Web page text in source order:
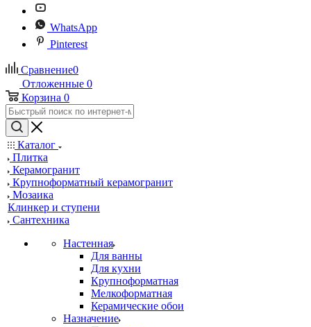
WhatsApp
Pinterest
Сравнение0
Отложенные 0
Корзина 0
Каталог
Плитка
Керамогранит
Крупноформатный керамогранит
Мозаика
Клинкер и ступени
Сантехника
Настенная
Для ванны
Для кухни
Крупноформатная
Мелкоформатная
Керамические обои
Назначение